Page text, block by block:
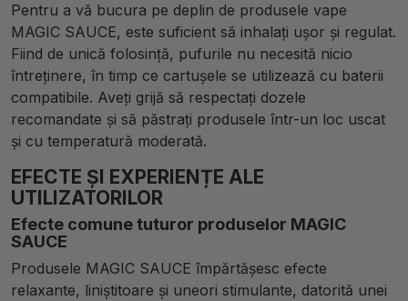
Pentru a vă bucura pe deplin de produsele vape
MAGIC SAUCE, este suficient să inhalați ușor și regulat.
Fiind de unică folosință, pufurile nu necesită nicio
întreținere, în timp ce cartușele se utilizează cu baterii
compatibile. Aveți grijă să respectați dozele
recomandate și să păstrați produsele într-un loc uscat
și cu temperatură moderată.
EFECTE ȘI EXPERIENȚE ALE
UTILIZATORILOR
Efecte comune tuturor produselor MAGIC
SAUCE
Produsele MAGIC SAUCE împărtășesc efecte
relaxante, liniștitoare și uneori stimulante, datorită unei